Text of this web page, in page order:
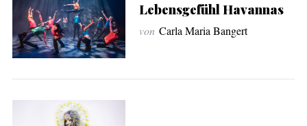
Lebensgefühl Havannas
von Carla Maria Bangert